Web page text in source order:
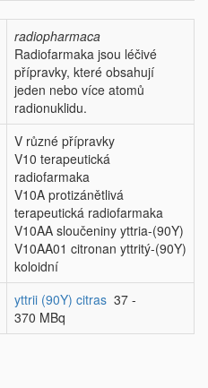
radiopharmaca
Radiofarmaka jsou léčivé
přípravky, které obsahují
jeden nebo více atomů
radionuklidu.
V různé přípravky
V10 terapeutická
radiofarmaka
V10A protizánětlivá
terapeutická radiofarmaka
V10AA sloučeniny yttria-(90Y)
V10AA01 citronan yttritý-(90Y)
koloidní
yttrii (90Y) citras 37 -
370 MBq